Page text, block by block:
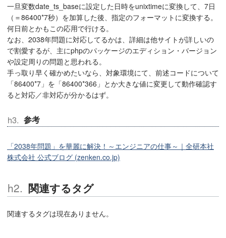
一旦変数date_ts_baseに設定した日時をunixtimeに変換して、7日
（＝86400*7秒）を加算した後、指定のフォーマットに変換する。
何日前とかもこの応用で行ける。
なお、2038年問題に対応してるかは、詳細は他サイトが詳しいの
で割愛するが、主にphpのパッケージのエディション・バージョン
や設定周りの問題と思われる。
手っ取り早く確かめたいなら、対象環境にて、前述コードについて
「86400*7」を「86400*366」とか大きな値に変更して動作確認す
ると対応／非対応が分かるはず。
参考
「2038年問題」を華麗に解決！～エンジニアの仕事～｜全研本社
株式会社 公式ブログ (zenken.co.jp)
関連するタグ
関連するタグは現在ありません。